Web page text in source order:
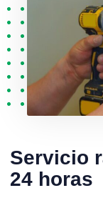
Servicio
24 horas